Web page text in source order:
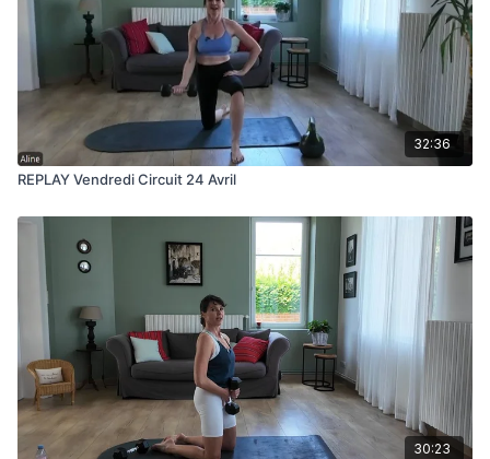
32:36
REPLAY Vendredi Circuit 24 Avril
30:23